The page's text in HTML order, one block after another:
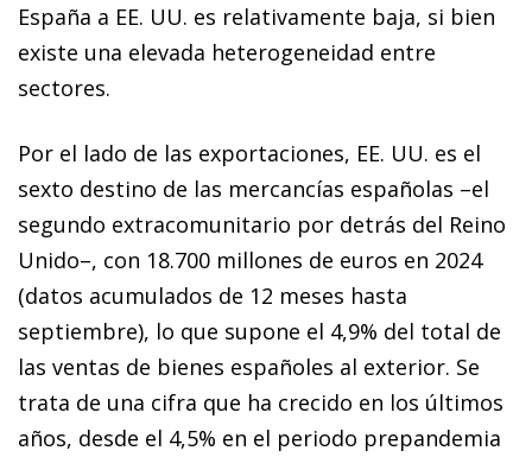
España a EE. UU. es relativamente baja, si bien
existe una elevada heterogeneidad entre
sectores.
Por el lado de las exportaciones, EE. UU. es el
sexto destino de las mercancías españolas –el
segundo extracomunitario por detrás del Reino
Unido–, con 18.700 millones de euros en 2024
(datos acumulados de 12 meses hasta
septiembre), lo que supone el 4,9% del total de
las ventas de bienes españoles al exterior. Se
trata de una cifra que ha crecido en los últimos
años, desde el 4,5% en el periodo prepandemia